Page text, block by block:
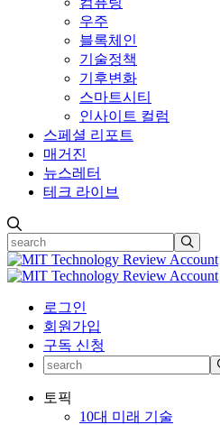
우주
블록체인
기술정책
기후변화
스마트시티
인사이트 컬럼
스페셜 리포트
매거진
뉴스레터
테크 라이브
로그인
회원가입
구독 신청
토픽
10대 미래 기술